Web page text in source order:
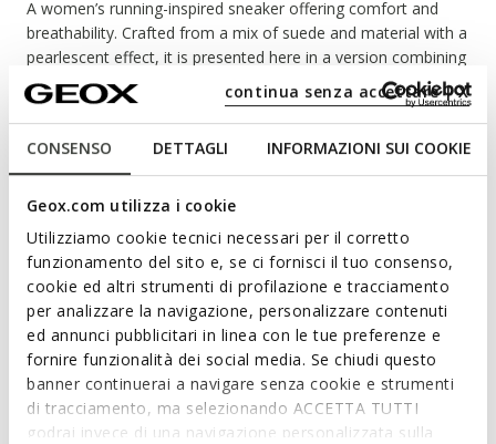
CONSENSO DETTAGLI INFORMAZIONI SUI COOKIE
Geox.com utilizza i cookie
Utilizziamo cookie tecnici necessari per il corretto
funzionamento del sito e, se ci fornisci il tuo consenso,
cookie ed altri strumenti di profilazione e tracciamento
per analizzare la navigazione, personalizzare contenuti
ed annunci pubblicitari in linea con le tue preferenze e
fornire funzionalità dei social media. Se chiudi questo
banner continuerai a navigare senza cookie e strumenti
di tracciamento, ma selezionando ACCETTA TUTTI
godrai invece di una navigazione personalizzata sulla
continua senza accettare | X
A women’s running-inspired sneaker offering comfort and
breathability. Crafted from a mix of suede and material with a
pearlescent effect, it is presented here in a version combining
light taupe and beige. Featuring an chunky outsole, Diamanta
completes everyday outfits with an active yet feminine touch.
ITEM CODE:D36UFE022NFC1467
Features
By purchasing this product, you are
supporting Leather Working Group certified
tanneries
Outstanding cushioning effect which offers protection
and absorbs jolts and vibrations
Thickness of sole: 5,5 cm / 2,2"